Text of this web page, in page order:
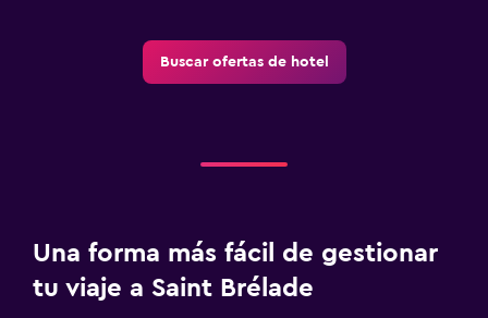
Buscar ofertas de hotel
Una forma más fácil de gestionar
tu viaje a Saint Brélade